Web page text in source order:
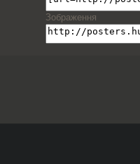
Зображення